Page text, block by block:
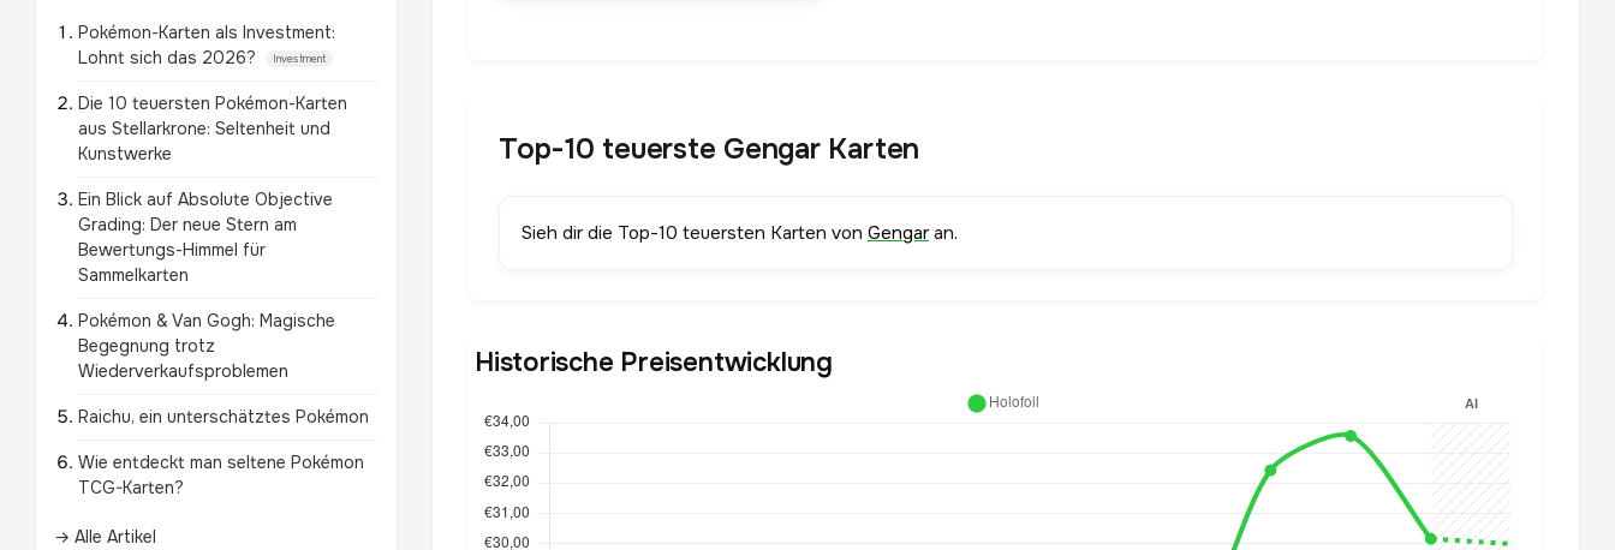
Pokémon-Karten als Investment:
Lohnt sich das 2026?
Investment
Die 10 teuersten Pokémon-Karten
aus Stellarkrone: Seltenheit und
Kunstwerke
Ein Blick auf Absolute Objective
Grading: Der neue Stern am
Bewertungs-Himmel für
Sammelkarten
Pokémon & Van Gogh: Magische
Begegnung trotz
Wiederverkaufsproblemen
Raichu, ein unterschätztes Pokémon
Wie entdeckt man seltene Pokémon
TCG-Karten?
→ Alle Artikel
Top-10 teuerste Gengar Karten
Sieh dir die Top-10 teuersten Karten von Gengaran.
Historische Preisentwicklung